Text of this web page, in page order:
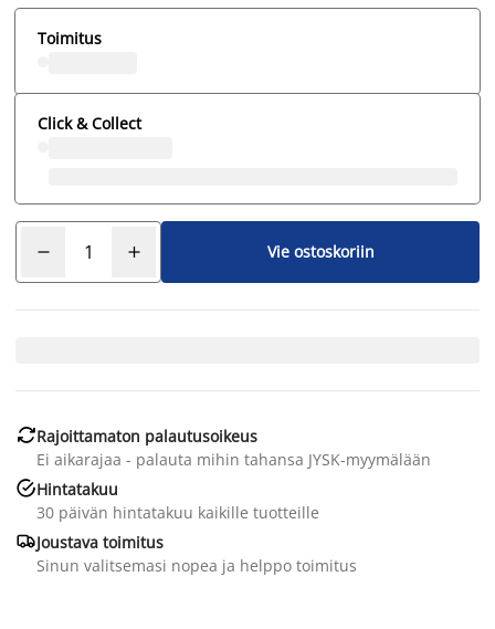
Toimitus
Click & Collect
Vie ostoskoriin
Rajoittamaton palautusoikeus
Ei aikarajaa - palauta mihin tahansa JYSK-myymälään
Hintatakuu
30 päivän hintatakuu kaikille tuotteille
Joustava toimitus
Sinun valitsemasi nopea ja helppo toimitus